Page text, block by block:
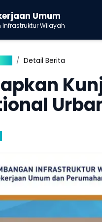
Umum
Wilayah
/ Detail Berita